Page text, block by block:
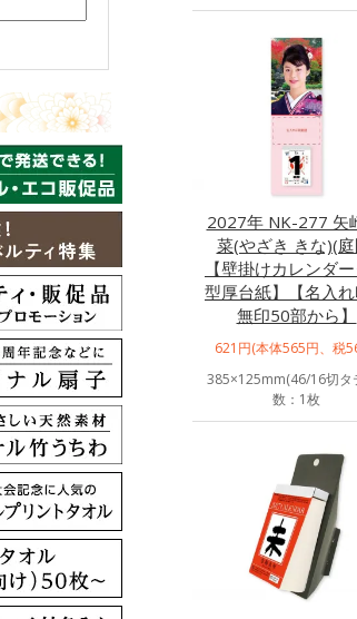
2027年 NK-277 矢
菜(やざき きな)(
【壁掛けカレンダ
型厚台紙】【名入
無印50部から】
621円(本体565円、税
385×125mm(46/16切タ
数：1枚